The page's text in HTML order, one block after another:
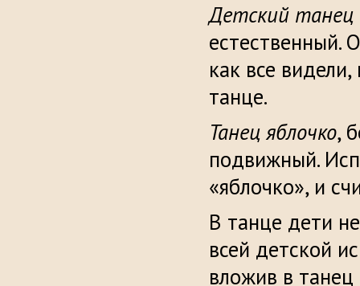
Детский танец
естественный.
как все
танце.
Танец яблочко,
подвижный.
«яблочко», и
В танце дети
всей детской
вложив в